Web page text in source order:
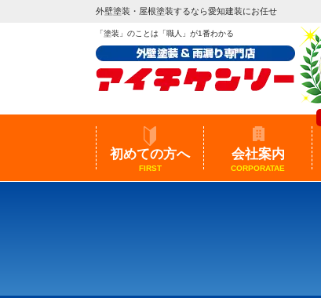
外壁塗装・屋根塗装するなら愛知建装にお任せ
「塗装」のことは「職人」が1番わかる
初めての方へ
FIRST
会社案内
CORPORATAE